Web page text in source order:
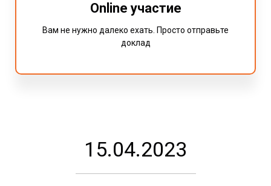
Online участие
Вам не нужно далеко ехать. Просто отправьте
доклад
15.04.2023